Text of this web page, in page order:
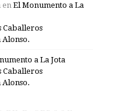
en El Monumento a La
Caballeros
a La Jota
Caballeros